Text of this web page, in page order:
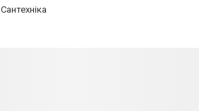
Сантехніка